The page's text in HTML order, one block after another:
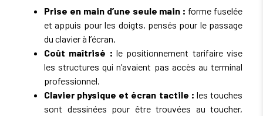
Prise en main d’une seule main : forme fuselée
et appuis pour les doigts, pensés pour le passage
du clavier à l’écran.
Coût maîtrisé : le positionnement tarifaire vise
les structures qui n’avaient pas accès au terminal
professionnel.
Clavier physique et écran tactile : les touches
sont dessinées pour être trouvées au toucher,